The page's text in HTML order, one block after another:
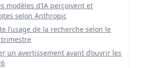
modèles d’IA perçoivent et
selon Anthropic
l’usage de la recherche selon le
un avertissement avant d’ouvrir les